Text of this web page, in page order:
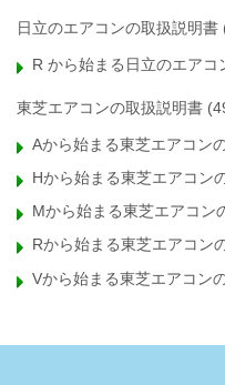
日立のエアコンの取扱説明書
R から始まる日立のエアコ
東芝エアコンの取扱説明書
Aから始まる東芝エアコン
Hから始まる東芝エアコン
Mから始まる東芝エアコン
Rから始まる東芝エアコン
Vから始まる東芝エアコン